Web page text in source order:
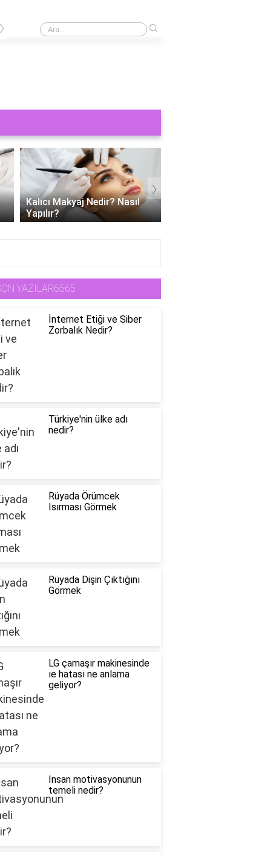
Kaş yaptırmak ne kadar 2024?
›
Kalıcı Makyaj Nedir? Nasıl
Yapılır?
›
YAZILAR6565
İnternet Etiği ve Siber
Zorbalık Nedir?
Türkiye'nin ülke adı
nedir?
Rüyada Örümcek
Isırması Görmek
Rüyada Dişin Çıktığını
Görmek
LG çamaşır makinesinde
ıe hatası ne anlama
geliyor?
Insan motivasyonunun
temeli nedir?